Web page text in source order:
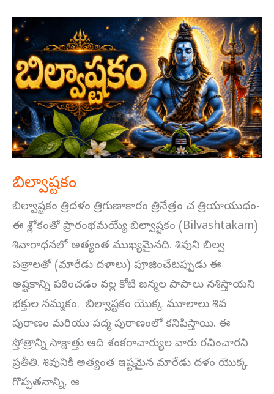
బిల్వాష్టకం
బిల్వాష్టకం త్రిదళం త్రిగుణాకారం త్రినేత్రం చ త్రియాయుధం-
ఈ శ్లోకంతో ప్రారంభమయ్యే బిల్వాష్టకం (Bilvashtakam)
శివారాధనలో అత్యంత ముఖ్యమైనది. శివుని బిల్వ
పత్రాలతో (మారేడు దళాలు) పూజించేటప్పుడు ఈ
అష్టకాన్ని పఠించడం వల్ల కోటి జన్మల పాపాలు నశిస్తాయని
భక్తుల నమ్మకం. బిల్వాష్టకం యొక్క మూలాలు శివ
పురాణం మరియు పద్మ పురాణంలో కనిపిస్తాయి. ఈ
స్తోత్రాన్ని సాక్షాత్తు ఆది శంకరాచార్యుల వారు రచించారని
ప్రతీతి. శివునికి అత్యంత ఇష్టమైన మారేడు దళం యొక్క
గొప్పతనాన్ని, ఆ
బిల్వాష్టకం